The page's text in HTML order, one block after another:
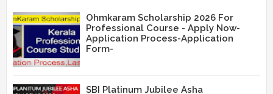
Ohmkaram Scholarship 2026 For
Professional Course - Apply Now-
Application Process-Application
Form-
SBI Platinum Jubilee Asha